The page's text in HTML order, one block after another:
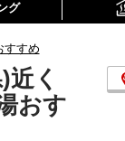
グ
すすめ
く
おす